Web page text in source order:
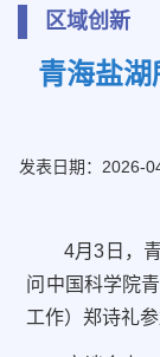
区域创新
青海盐
发表日期：2026-
4月3日，
问中国科学院
工作）郑诗礼参